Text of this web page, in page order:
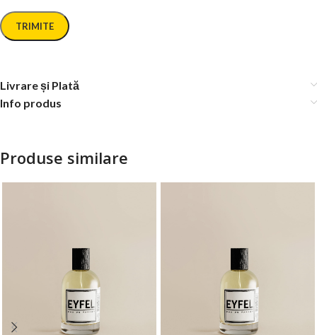
Livrare și Plată
Info produs
Produse similare